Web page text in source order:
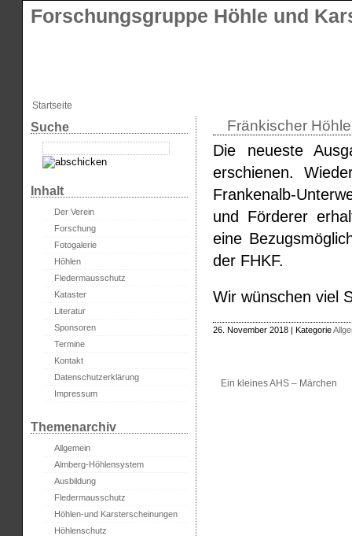
Forschungsgruppe Höhle und
Startseite
Fränkischer
Die neueste
erschienen.
Frankenalb-
und Förderer
eine
der FHKF.
Wir wünschen viel
26. November 2018 | Kategorie
Ein kleines AHS – Märchen
Suche
Inhalt
Der Verein
Forschung
Fotogalerie
Höhlen
Fledermausschutz
Kataster
Literatur
Sponsoren
Termine
Kontakt
Datenschutzerklärung
Impressum
Themenarchiv
Allgemein
Almberg-Höhlensystem
Ausbildung
Fledermausschutz
Höhlen-und Karsterscheinungen
Höhlenschutz